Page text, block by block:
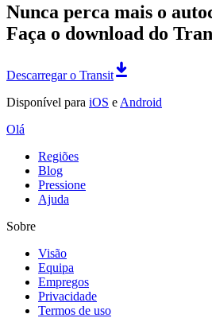
Nunca perca mais o
Faça o download do
Descarregar o Transit
Disponível para iOS e Android
Olá
Regiões
Blog
Pressione
Ajuda
Sobre
Visão
Equipa
Empregos
Privacidade
Termos de uso